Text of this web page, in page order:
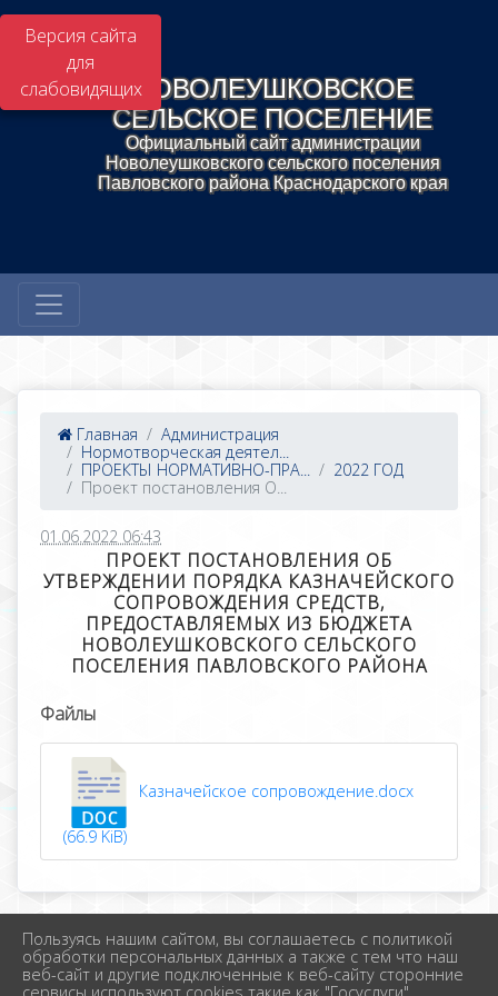
Версия сайта
для
слабовидящихНОВОЛЕУШКОВСКОЕ
СЕЛЬСКОЕ ПОСЕЛЕНИЕ
Официальный сайт администрации
Новолеушковского сельского поселения
Павловского района Краснодарского края
Главная
Администрация
Нормотворческая деятел...
ПРОЕКТЫ НОРМАТИВНО-ПРА...
2022 ГОД
Проект постановления О...
01.06.2022 06:43
ПРОЕКТ ПОСТАНОВЛЕНИЯ ОБ
УТВЕРЖДЕНИИ ПОРЯДКА КАЗНАЧЕЙСКОГО
СОПРОВОЖДЕНИЯ СРЕДСТВ,
ПРЕДОСТАВЛЯЕМЫХ ИЗ БЮДЖЕТА
НОВОЛЕУШКОВСКОГО СЕЛЬСКОГО
ПОСЕЛЕНИЯ ПАВЛОВСКОГО РАЙОНА
Файлы
Казначейское сопровождение.docx
(66.9 KiB)
2026 г. новолеушковское.рф
Вход
Карта сайта
Пользуясь нашим сайтом, вы соглашаетесь с политикой
обработки персональных данных а также с тем что наш
веб-сайт и другие подключенные к веб-сайту сторонние